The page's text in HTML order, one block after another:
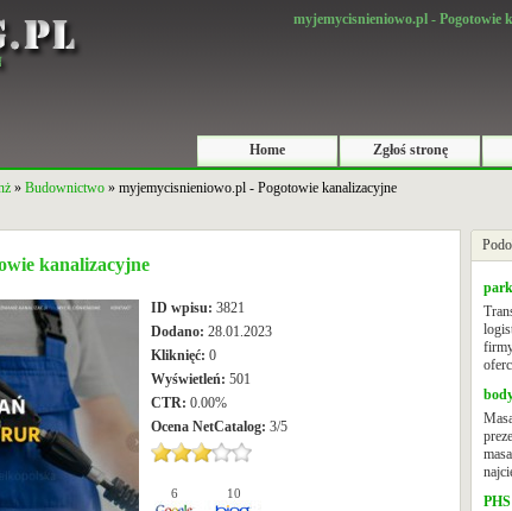
myjemycisnieniowo.pl - Pogotowie
Home Zgłoś stronę
» Budownictwo » myjemycisnieniowo.pl - Pogotowie kanalizacyjne
kanalizacyjne
ID wpisu: 3821
Dodano: 28.01.2023
Kliknięć: 0
Wyświetleń: 501
CTR: 0.00%
Ocena NetCatalog: 3/5
6 10